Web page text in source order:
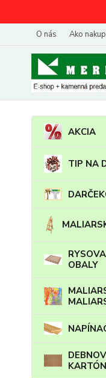
O nás Ako
AKCIA
TIP NA
OBALY